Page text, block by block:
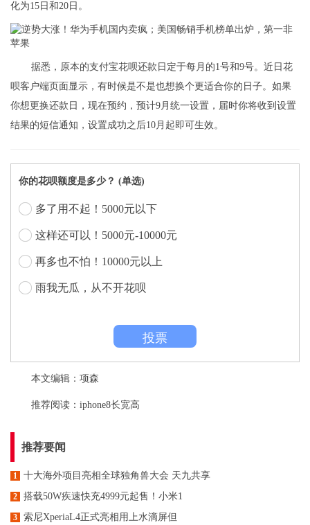
化为15日和20日。
据悉，原本的支付宝花呗还款日定于每月的1号和9号。近日花
呗客户端页面显示，有时候是不是也想换个更适合你的日子。如果
你想更换还款日，现在预约，预计9月统一设置，届时你将收到设置
结果的短信通知，设置成功之后10月起即可生效。
你的花呗额度是多少？ (单选)
多了用不起！5000元以下
这样还可以！5000元-10000元
再多也不怕！10000元以上
雨我无瓜，从不开花呗
投票
本文编辑：项森
推荐阅读： iphone8长宽高
推荐要闻
1 十大海外项目亮相全球独角兽大会 天九共享
2 搭载50W疾速快充4999元起售！小米1
3 索尼XperiaL4正式亮相用上水滴屏但